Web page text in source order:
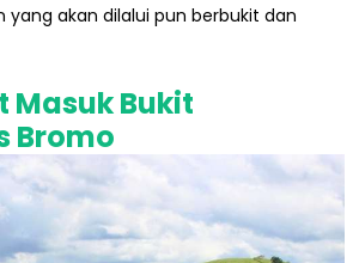
yang akan dilalui pun berbukit dan
Masuk Bukit
Bromo